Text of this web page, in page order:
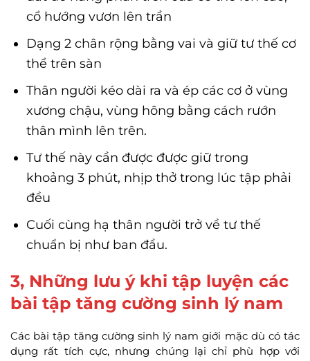
cổ hướng vươn lên trần
Dạng 2 chân rộng bằng vai và giữ tư thế cơ
thể trên sàn
Thân người kéo dài ra và ép các cơ ở vùng
xương chậu, vùng hông bằng cách rướn
thân mình lên trên.
Tư thế này cần được được giữ trong
khoảng 3 phút, nhịp thở trong lúc tập phải
đều
Cuối cùng hạ thân người trở về tư thế
chuẩn bị như ban đầu.
3, Những lưu ý khi tập luyện các
bài tập tăng cường sinh lý nam
Các bài tập tăng cường sinh lý nam giới mặc dù có tác
dụng rất tích cực, nhưng chúng lại chỉ phù hợp với